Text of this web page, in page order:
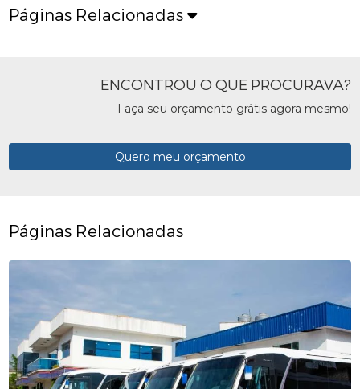
Páginas Relacionadas
ENCONTROU O QUE PROCURAVA?
Faça seu orçamento grátis agora mesmo!
Quero meu orçamento
Páginas Relacionadas